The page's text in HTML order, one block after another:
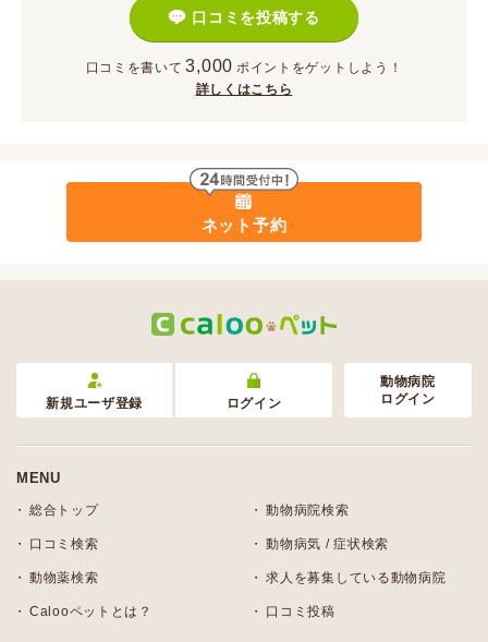
口コミを投稿する
口コミを書いて 3,000 ポイント をゲットしよう！
詳しくはこちら
ネット予約
新規ユーザ登録 ログイン
動物病院
ログイン
MENU
総合トップ 動物病院検索
口コミ検索 動物病気 / 症状検索
動物薬検索 求人を募集している動物病院
Calooペットとは？ 口コミ投稿